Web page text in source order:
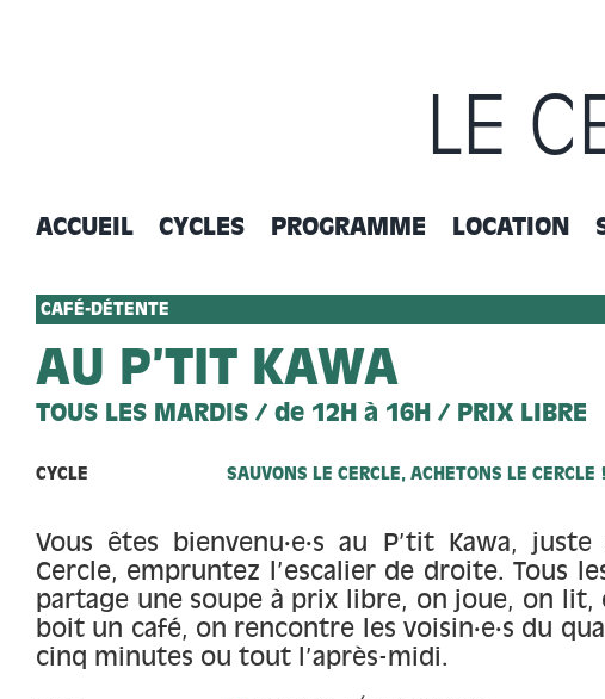
LE
ACCUEIL CYCLES PROGRAMME LOCATION
CAFÉ-DÉTENTE
AU P’TIT KAWA
TOUS LES MARDIS / de 12H à 16H / PRIX LIBRE
CYCLE SAUVONS LE CERCLE, ACHETONS LE CERCLE !
Vous êtes bienvenu·e·s au P’tit Kawa, juste
Cercle, empruntez l’escalier de droite. Tous
partage une soupe à prix libre, on joue, on lit,
boit un café, on rencontre les voisin·e·s du
cinq minutes ou tout l’après-midi.